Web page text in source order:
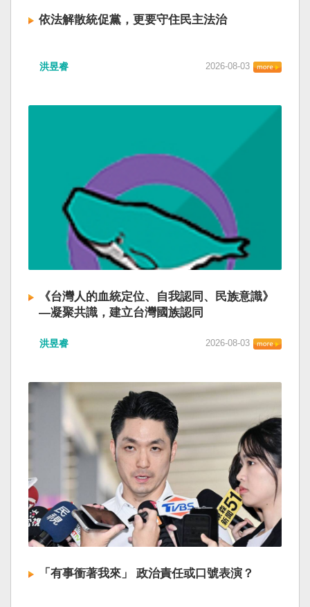
依法解散統促黨，更要守住民主法治
洪昱睿 2026-08-03
《台灣人的血統定位、自我認同、民族意識》
—凝聚共識，建立台灣國族認同
洪昱睿 2026-08-03
「有事衝著我來」 政治責任或口號表演？